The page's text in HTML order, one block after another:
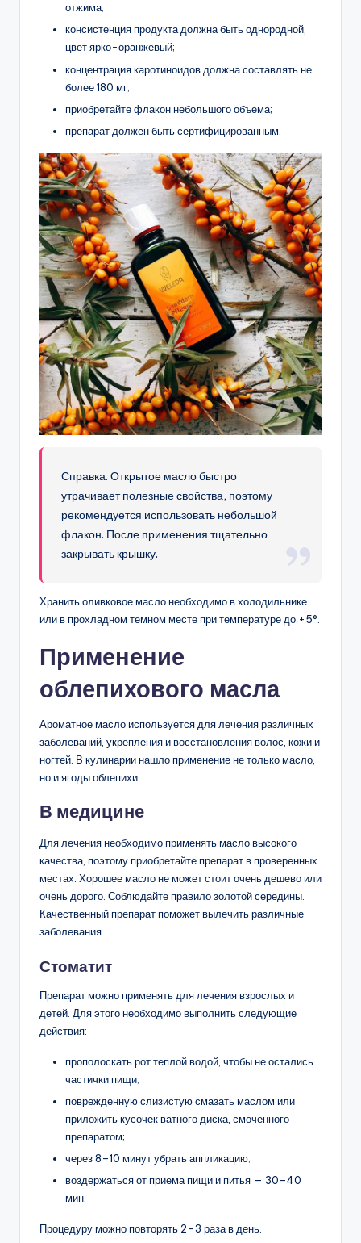
отжима;
консистенция продукта должна быть однородной,
цвет ярко-оранжевый;
концентрация каротиноидов должна составлять не
более 180 мг;
приобретайте флакон небольшого объема;
препарат должен быть сертифицированным.
Справка. Открытое масло быстро
утрачивает полезные свойства, поэтому
рекомендуется использовать небольшой
флакон. После применения тщательно
закрывать крышку.
Хранить оливковое масло необходимо в холодильнике
или в прохладном темном месте при температуре до +5°.
Применение
облепихового масла
Ароматное масло используется для лечения различных
заболеваний, укрепления и восстановления волос, кожи и
ногтей. В кулинарии нашло применение не только масло,
но и ягоды облепихи.
В медицине
Для лечения необходимо применять масло высокого
качества, поэтому приобретайте препарат в проверенных
местах. Хорошее масло не может стоит очень дешево или
очень дорого. Соблюдайте правило золотой середины.
Качественный препарат поможет вылечить различные
заболевания.
Стоматит
Препарат можно применять для лечения взрослых и
детей. Для этого необходимо выполнить следующие
действия:
прополоскать рот теплой водой, чтобы не остались
частички пищи;
поврежденную слизистую смазать маслом или
приложить кусочек ватного диска, смоченного
препаратом;
через 8–10 минут убрать аппликацию;
воздержаться от приема пищи и питья — 30–40
мин.
Процедуру можно повторять 2–3 раза в день.